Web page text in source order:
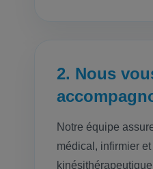
2. Nous
Notre équipe
médical, infirmier et